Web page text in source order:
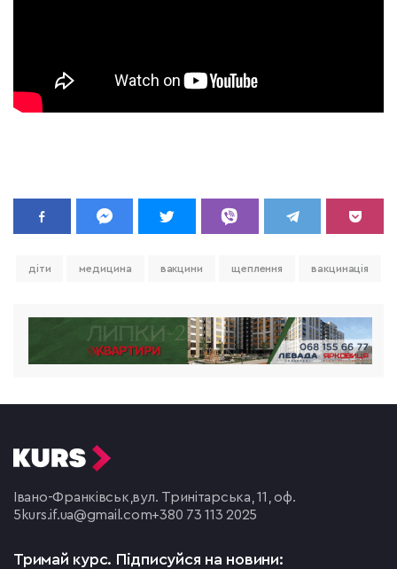
діти медицина вакцини щеплення вакцинація
Івано-Франківськ,вул. Тринітарська, 11, оф.
5 kurs.if.ua@gmail.com+380 73 113 2025
Тримай курс. Підписуйся на новини: